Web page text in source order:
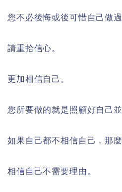
您不必後悔或後可惜自己做過
請重拾信心。
更加相信自己。
您所要做的就是照顧好自己
如果自己都不相信自己，那
相信自己不需要理由。